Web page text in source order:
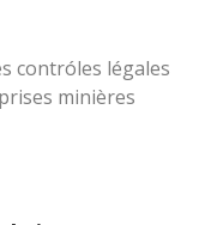
contróles légales
minières